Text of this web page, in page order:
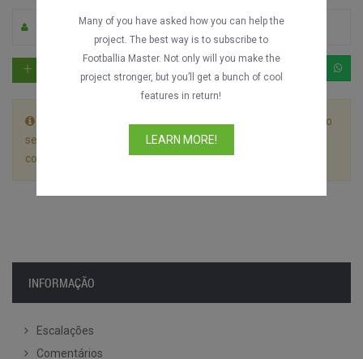
Por Carbeal 0 1764 Mandarim
Este jogo é dividido em 2 arquivos. Deixe o primeiro vídeo
ser reproduzido até o fim sem parar e o próximo vídeo
começará automaticamente.
INFORMAÇÃO
Escalações
Comentários
Many of you have asked how you can help the
project. The best way is to subscribe to
Footballia Master. Not only will you make the
project stronger, but you’ll get a bunch of cool
features in return!
LEARN MORE!